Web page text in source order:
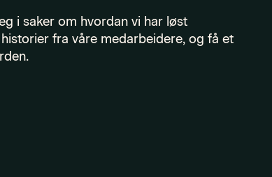
i saker om hvordan vi har løst
fra våre medarbeidere, og få et